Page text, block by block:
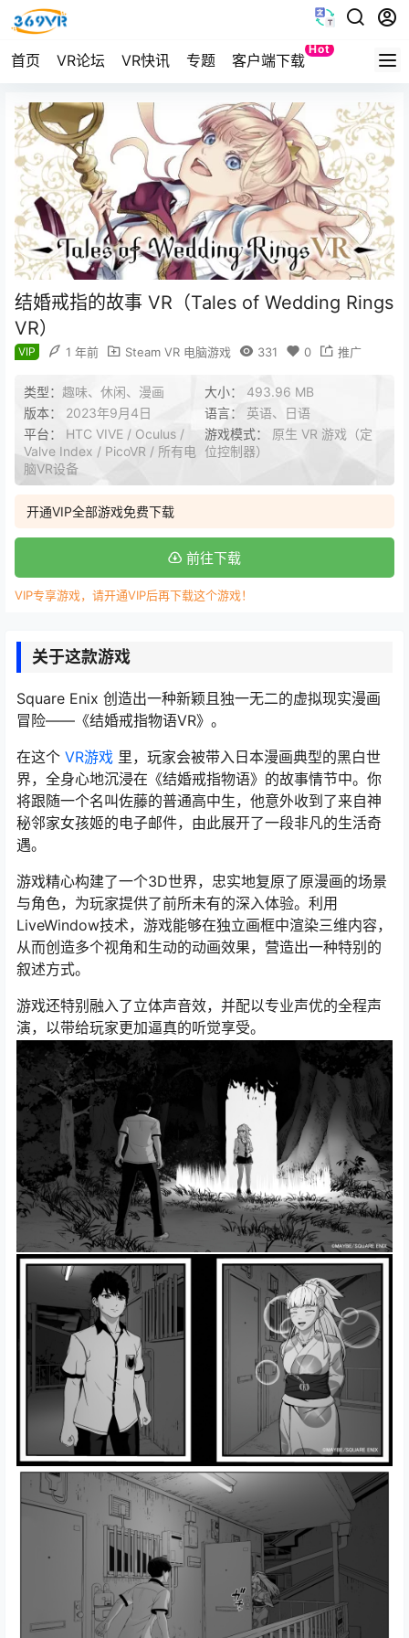
首页 VR论坛 VR快讯 专题 客户端下载
Hot
Quest
结婚戒指的故事 VR（Tales of Wedding Rings
VR）
VIP 1 年前 Steam VR 电脑游戏 331 0 推广
类型： 趣味、休闲、漫画 大小： 493.96 MB
版本： 2023年9月4日 语言： 英语、日语
平台： HTC VIVE / Oculus /
Valve Index / PicoVR / 所有电
脑VR设备
游戏模式： 原生 VR 游戏（定
位控制器）
开通VIP全部游戏免费下载
前往下载
VIP专享游戏，请开通VIP后再下载这个游戏！
关于这款游戏
Square Enix 创造出一种新颖且独一无二的虚拟现实漫画
冒险——《结婚戒指物语VR》。
在这个 VR游戏 里，玩家会被带入日本漫画典型的黑白世
界，全身心地沉浸在《结婚戒指物语》的故事情节中。你
将跟随一个名叫佐藤的普通高中生，他意外收到了来自神
秘邻家女孩姬的电子邮件，由此展开了一段非凡的生活奇
遇。
游戏精心构建了一个3D世界，忠实地复原了原漫画的场景
与角色，为玩家提供了前所未有的深入体验。利用
LiveWindow技术，游戏能够在独立画框中渲染三维内容，
从而创造多个视角和生动的动画效果，营造出一种特别的
叙述方式。
游戏还特别融入了立体声音效，并配以专业声优的全程声
演，以带给玩家更加逼真的听觉享受。